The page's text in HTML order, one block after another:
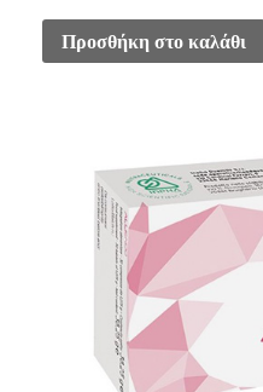
Προσθήκη στο καλάθι